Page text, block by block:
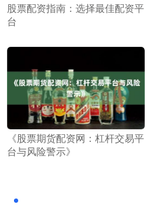
股票配资指南：选择最佳配资平
台
《股票期货配资网：杠杆交易平
台与风险警示》